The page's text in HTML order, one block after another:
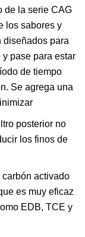
de la serie CAG
los sabores y
diseñados para
pase para estar
de tiempo
Se agrega una
posterior no
los finos de
carbón activado
es muy eficaz
EDB, TCE y